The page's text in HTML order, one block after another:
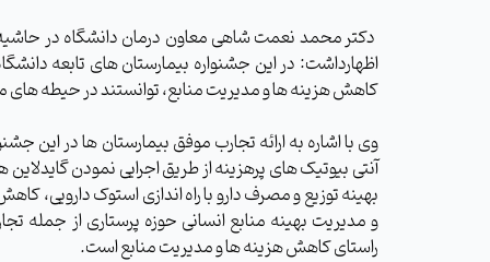
دکتر محمد نعمت شاهی معاون درمان دانشگاه در حاشیه
کاهش هزینه ها و مدیریت منابع، توانستند در حیطه های
وی با اشاره به ارائه تجارب موفق بیمارستان ها در این
آنتی بیوتیک های پرهزینه از طریق اجرایی نمودن
بهینه توزیع و مصرف دارو با راه اندازی استوک دارویی،
و مدیریت بهینه منابع انسانی حوزه پرستاری از جمله
راستای کاهش هزینه ها و مدیریت منابع است.